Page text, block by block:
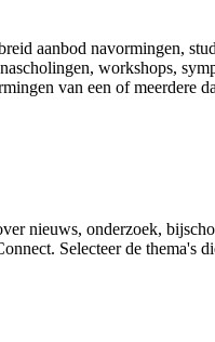
aanbod navormingen,
workshops,
van een of meerdere
nieuws, onderzoek,
Selecteer de thema's